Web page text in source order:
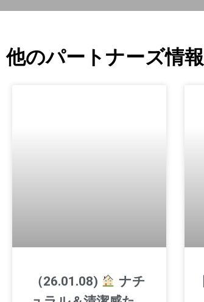
他のパートナーズ情報
（26.01.08)
ナチ